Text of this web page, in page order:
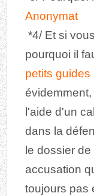
Anonymat
*4/ Et si
pourquoi il
petits guides
l'aide d'un
dans la
le dossier
accusation
toujours pas